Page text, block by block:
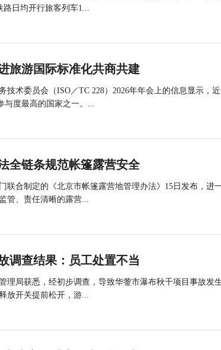
路日均开行旅客列车1...
旅游国际标准化共商共建
技术委员会（ISO／TC 228）2026年年会上的信息显示，
与度最高的国家之一。...
全链条规范帐篷露营安全
联合制定的《北京市帐篷露营地管理办法》15日发布，进
管、责任清晰的露营...
调查结果：员工处置不当
理局获悉，经初步调查，导致华蓥市瀑布秋千项目事故发
放开关提前松开，游...